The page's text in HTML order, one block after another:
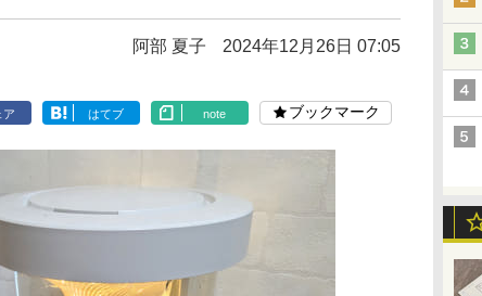
阿部 夏子 2024年12月26日 07:05
ア はてブ note ブックマーク